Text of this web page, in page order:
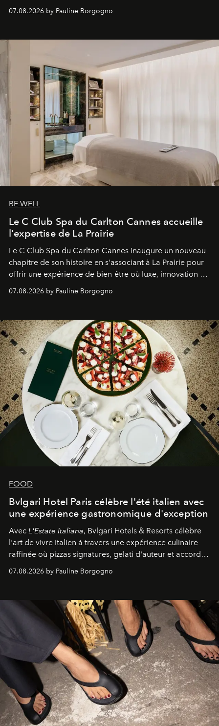
inédites et plongée dans les coulisses d'un phénomène
générationnel.
07.08.2026 by Pauline Borgogno
BE WELL
Le C Club Spa du Carlton Cannes accueille
l'expertise de La Prairie
Le C Club Spa du Carlton Cannes inaugure un nouveau
chapitre de son histoire en s'associant à La Prairie pour
offrir une expérience de bien-être où luxe, innovation et
expertise se rencontrent.
07.08.2026 by Pauline Borgogno
FOOD
Bvlgari Hotel Paris célèbre l'été italien avec
une expérience gastronomique d'exception
Avec L'Estate Italiana, Bvlgari Hotels & Resorts célèbre
l'art de vivre italien à travers une expérience culinaire
raffinée où pizzas signatures, gelati d'auteur et accords
d'exception composent un véritable voyage sensoriel.
07.08.2026 by Pauline Borgogno